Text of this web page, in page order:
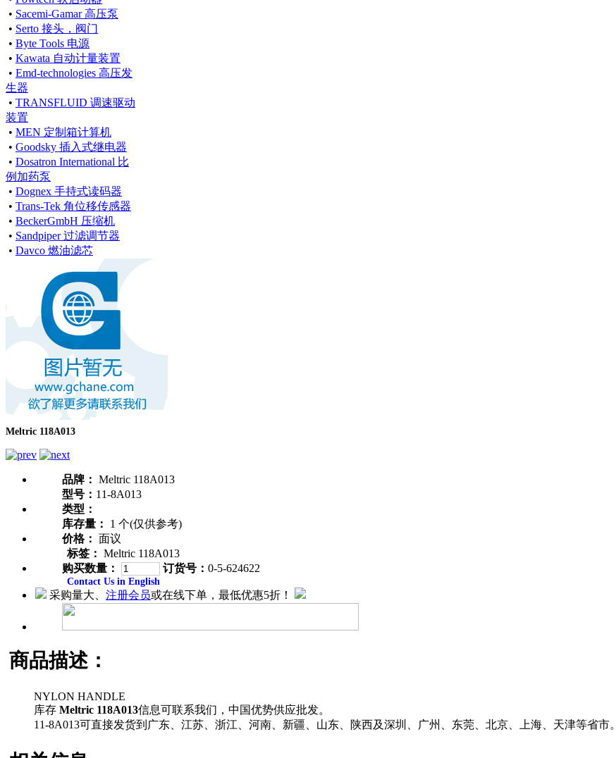
• Sacemi-Gamar 高压泵
• Serto 接头，阀门
• Byte Tools 电源
• Kawata 自动计量装置
• Emd-technologies 高压发
生器
• TRANSFLUID 调速驱动
装置
• MEN 定制箱计算机
• Goodsky 插入式继电器
• Dosatron International 比
例加药泵
• Dognex 手持式读码器
• Trans-Tek 角位移传感器
• BeckerGmbH 压缩机
• Sandpiper 过滤调节器
• Davco 燃油滤芯
Meltric 118A013
品牌： Meltric 118A013
型号： 11-8A013
类型：
库存量：
1 个(仅供参考)
价格： 面议
标签： Meltric 118A013
购买数量：
订货号： 0-5-624622
Contact Us in English
采购量大、 注册会员或在线下单，最低优惠5折！
商品描述：
NYLON HANDLE
库存 Meltric 118A013信息可联系我们，中国优势供应批发。
11-8A013可直接发货到广东、江苏、浙江、河南、新疆、山东、陕西及深圳、广州、东莞、北京、上海、天津等省市。